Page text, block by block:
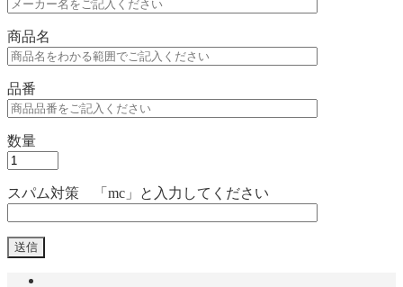
商品名
品番
数量
スパム対策 「mc」と入力してください